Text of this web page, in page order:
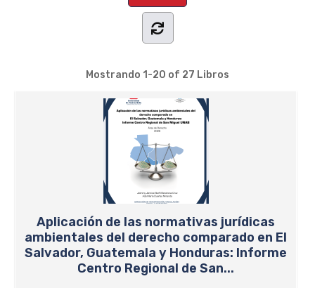
Mostrando 1-20 of 27 Libros
Aplicación de las normativas jurídicas
ambientales del derecho comparado en El
Salvador, Guatemala y Honduras: Informe
Centro Regional de San...